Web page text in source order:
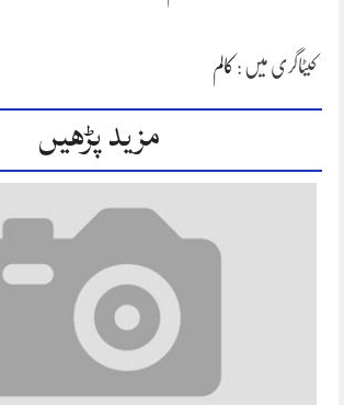
کیٹاگری میں : کالم
مزید پڑھیں